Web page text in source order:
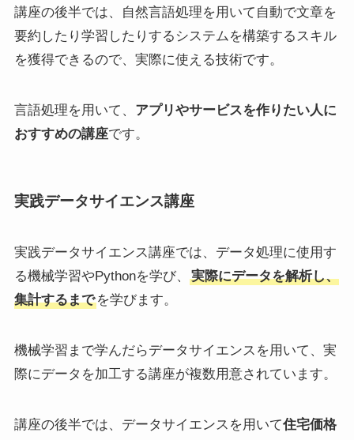
講座の後半では、自然言語処理を用いて自動で文章を
要約したり学習したりするシステムを構築するスキル
を獲得できるので、実際に使える技術です。
言語処理を用いて、 アプリやサービスを作りたい人に
おすすめの講座です。
実践データサイエンス講座
実践データサイエンス講座では、データ処理に使用す
る機械学習やPythonを学び、
実際にデータを解析し、
集計するまでを学びます。
機械学習まで学んだらデータサイエンスを用いて、実
際にデータを加工する講座が複数用意されています。
講座の後半では、データサイエンスを用いて住宅価格